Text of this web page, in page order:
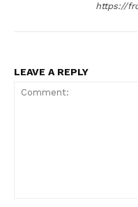
https://
LEAVE A REPLY